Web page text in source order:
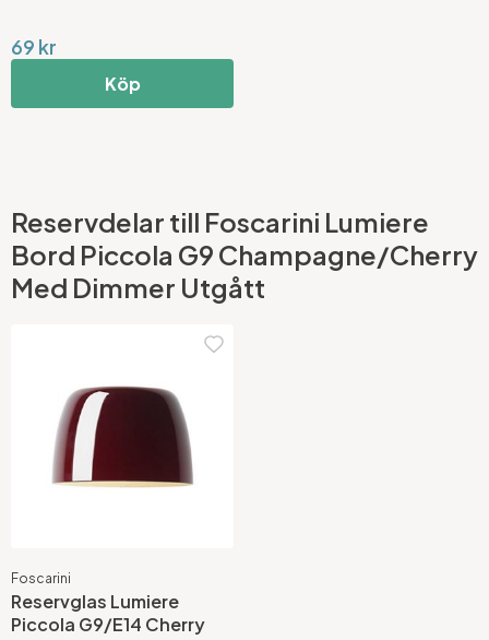
69 kr
Köp
Reservdelar till Foscarini Lumiere
Bord Piccola G9 Champagne/Cherry
Med Dimmer Utgått
Foscarini
Reservglas Lumiere
Piccola G9/E14 Cherry